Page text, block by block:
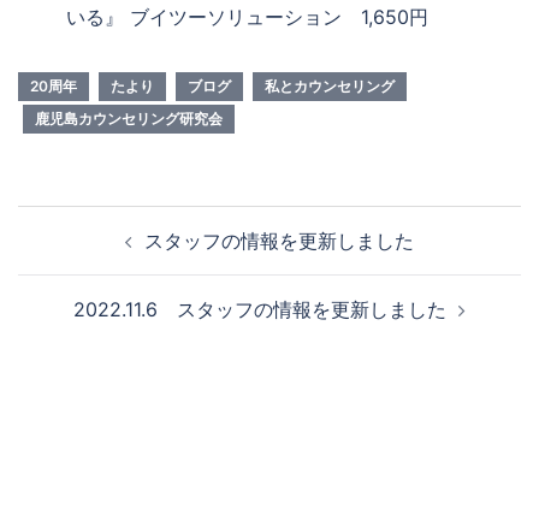
いる』 ブイツーソリューション 1,650円
20周年 たより ブログ
私とカウンセリング
鹿児島カウンセリング研究会
スタッフの情報を更新しました
2022.11.6 スタッフの情報を更新しました